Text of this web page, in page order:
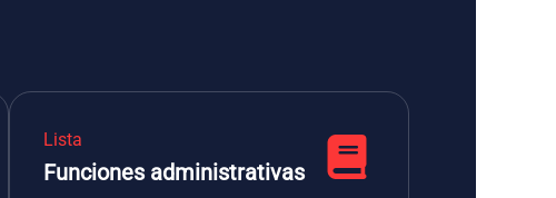
Lista
Funciones administrativas